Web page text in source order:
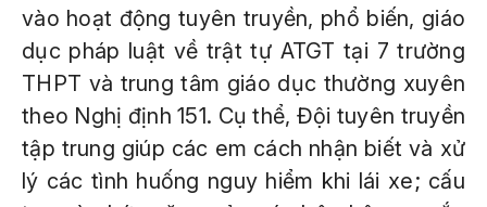
vào hoạt động tuyên truyền, phổ biến, giáo
dục pháp luật về trật tự ATGT tại 7 trường
THPT và trung tâm giáo dục thường xuyên
theo Nghị định 151. Cụ thể, Đội tuyên truyền
tập trung giúp các em cách nhận biết và xử
lý các tình huống nguy hiểm khi lái xe; cấu